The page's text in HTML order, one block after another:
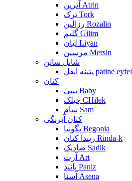
آترین Atrin
ترک Tork
رزالین Rozalin
گلیم Gilim
لیان Liyan
مرسین Mersin
شانل ساتن
پتینه ایفل patine eyfel
کتان
بیبی Baby
چیلک CHilek
سام Sam
کتان آبرنگی
بگونیا Begonia
ریندا کتان Rinda-k
صادیک Sadik
آرت Art
پانیذ Paniz
آسنا Asena